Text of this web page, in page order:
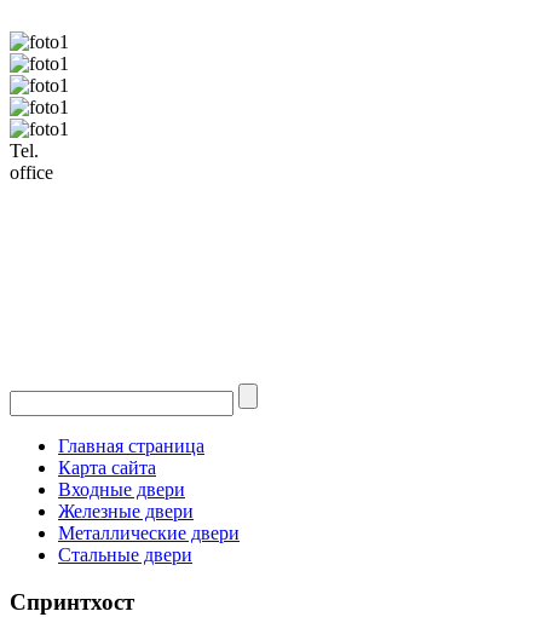
Tel.
office
Главная страница
Карта сайта
Входные двери
Железные двери
Металлические двери
Стальные двери
Спринтхост